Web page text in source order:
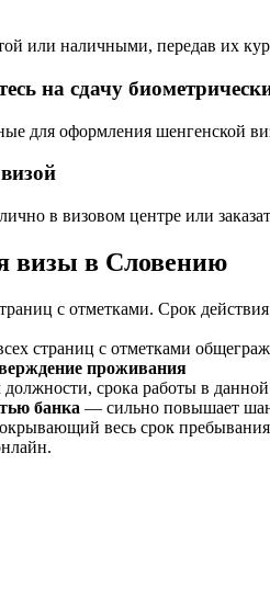
или наличными, передав их
на сдачу
для оформления шенгенской
в визовом центре или
визы в Словению
с отметками. Срок
страниц с отметками
проживания
должности, срока работы в
банка — сильно повышает
весь срок